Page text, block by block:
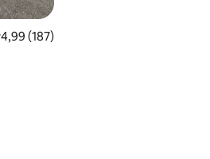
média de 4,99 em 5
4,99 (187)